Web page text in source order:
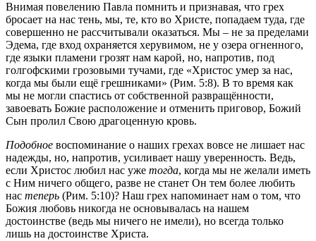
Внимая повелению Павла помнить и признавая, что грех
бросает на нас тень, мы, те, кто во Христе, попадаем туда, где
совершенно не рассчитывали оказаться. Мы – не за пределами
Эдема, где вход охраняется херувимом, не у озера огненного,
где языки пламени грозят нам карой, но, напротив, под
голгофскими грозовыми тучами, где «Христос умер за нас,
когда мы были ещё грешниками» (Рим. 5:8). В то время как
мы не могли спастись от собственной развращённости,
завоевать Божие расположение и отменить приговор, Божий
Сын пролил Свою драгоценную кровь.
Подобное воспоминание о наших грехах вовсе не лишает нас
надежды, но, напротив, усиливает нашу уверенность. Ведь,
если Христос любил нас уже тогда, когда мы не желали иметь
с Ним ничего общего, разве не станет Он тем более любить
нас теперь (Рим. 5:10)? Наш грех напоминает нам о том, что
Божия любовь никогда не основывалась на нашем
достоинстве (ведь мы ничего не имели), но всегда только
лишь на достоинстве Христа.